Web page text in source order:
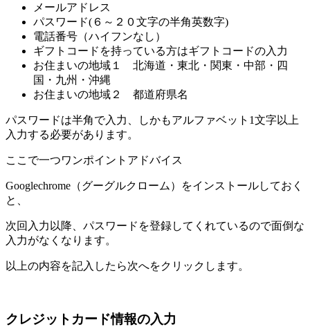
メールアドレス
パスワード(６～２０文字の半角英数字)
電話番号（ハイフンなし）
ギフトコードを持っている方はギフトコードの入力
お住まいの地域１ 北海道・東北・関東・中部・四
国・九州・沖縄
お住まいの地域２ 都道府県名
パスワードは半角で入力、しかもアルファベット1文字以上
入力する必要があります。
ここで一つワンポイントアドバイス
Googlechrome（グーグルクローム）をインストールしておく
と、
次回入力以降、パスワードを登録してくれているので面倒な
入力がなくなります。
以上の内容を記入したら次へをクリックします。
クレジットカード情報の入力